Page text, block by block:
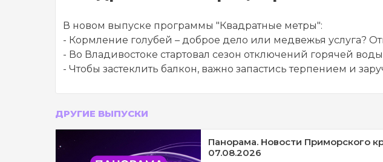
В новом выпуске программы "Квадратные метры":
- Кормление голубей – доброе дело или медвежья услуга?
- Во Владивостоке стартовал сезон отключений горячей
- Чтобы застеклить балкон, важно запастись терпением и
ДРУГИЕ ВЫПУСКИ
Панорама. Новости Приморского
07.08.2026